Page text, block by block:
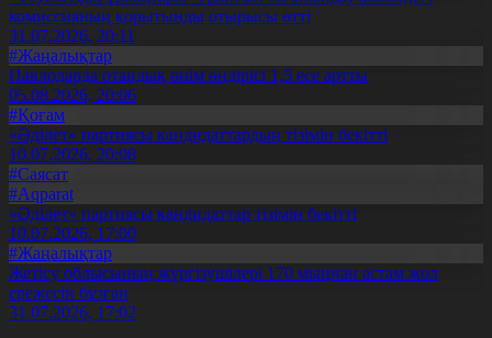
комиссияның қорытынды отырысы өтті
31.07.2026, 20:11
#Жаңалықтар
Павлодарда отандық өнім өндірісі 1,5 есе артты
05.08.2026, 20:06
#Қоғам
«Әділет» партиясы кандидаттардың тізімін бекітті
10.07.2026, 20:08
#Саясат
#Aqparat
«Әділет» партиясы кандидаттар тізімін бекітті
10.07.2026, 17:00
#Жаңалықтар
Жетісу облысының жүргізушілері 170 мыңнан астам жол
ережесін бұзған
31.07.2026, 17:02